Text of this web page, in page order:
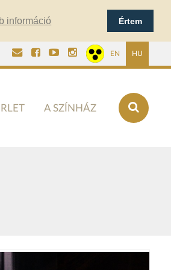
információ Értem
EN HU
A SZÍNHÁZ